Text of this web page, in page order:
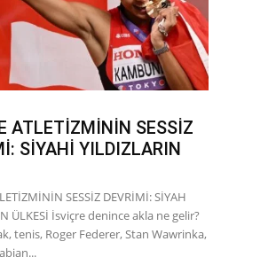
ATLETİZMİNİN SESSİZ
SİYAHİ YILDIZLARIN
SESSİZ DEVRİMİ: SİYAH
ÜLKESİ İsviçre denince akla ne gelir?
tenis, Roger Federer, Stan Wawrinka,